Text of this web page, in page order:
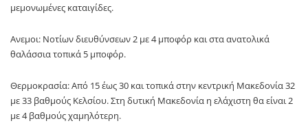
μεμονωμένες καταιγίδες.
Ανεμοι: Νοτίων διευθύνσεων 2 με 4 μποφόρ και στα ανατολικά
θαλάσσια τοπικά 5 μποφόρ.
Θερμοκρασία: Από 15 έως 30 και τοπικά στην κεντρική Μακεδονία 32
με 33 βαθμούς Κελσίου. Στη δυτική Μακεδονία η ελάχιστη θα είναι 2
με 4 βαθμούς χαμηλότερη.